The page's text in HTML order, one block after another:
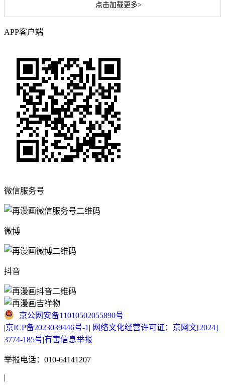
点击加载更多>
APP客户端
微信服务号
微博
抖音
京公网安备11010502055890号
|京ICP备2023039446号-1 | 网络文化经营许可证：京网文[2024]
3774-185号|有害信息举报
举报电话：010-64141207
|